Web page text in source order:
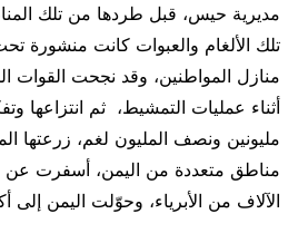
مديرية حيس، قبل طردها من تلك
تلك الألغام والعبوات كانت منشورة
منازل المواطنين، وقد نجحت القوات
أثناء عمليات التمشيط، ثم انتزاعها
مليونين ونصف المليون لغم، زرعتها
مناطق متعددة من اليمن، أسفرت عن
الآلاف من الأبرياء، وحوّلت اليمن إلى